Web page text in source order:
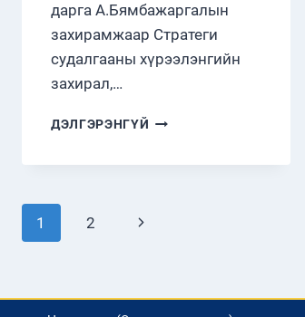
дарга А.Бямбажаргалын
захирамжаар Стратеги
судалгааны хүрээлэнгийн
захирал,…
ДЭЛГЭРЭНГҮЙ СТРАТЕГИ
Page
1 2
Next